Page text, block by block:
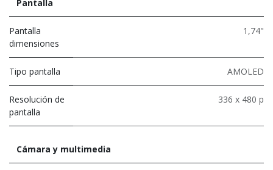
Pantalla
Pantalla
dimensiones
1,74"
Tipo pantalla AMOLED
Resolución de
pantalla
336 x 480 p
Cámara y multimedia